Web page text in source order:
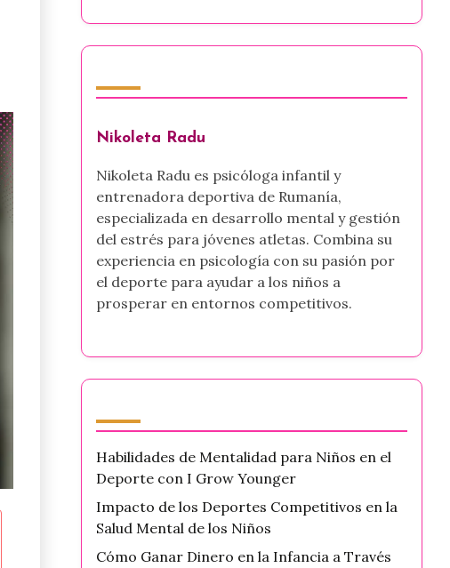
Nikoleta Radu
Nikoleta Radu es psicóloga infantil y
entrenadora deportiva de Rumanía,
especializada en desarrollo mental y gestión
del estrés para jóvenes atletas. Combina su
experiencia en psicología con su pasión por
el deporte para ayudar a los niños a
prosperar en entornos competitivos.
Habilidades de Mentalidad para Niños en el
Deporte con I Grow Younger
Impacto de los Deportes Competitivos en la
Salud Mental de los Niños
Cómo Ganar Dinero en la Infancia a Través